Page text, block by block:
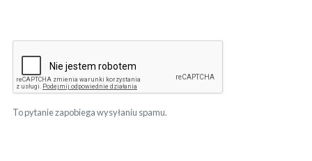
To pytanie zapobiega wysyłaniu spamu.